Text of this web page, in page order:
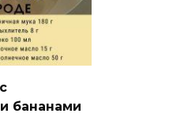
бананами